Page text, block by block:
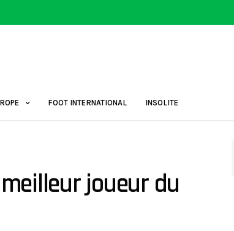
FOOT INTERNATIONAL INSOLITE
joueur du